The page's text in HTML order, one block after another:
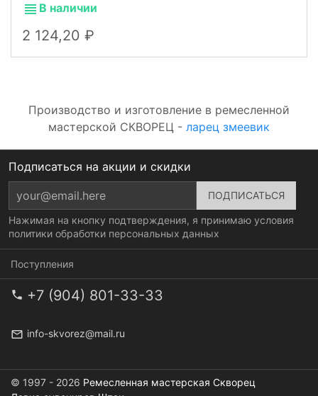
В наличии
2 124,20
Производство и изготовление в ремесленной
мастерской СКВОРЕЦ - ларец змеевик
Подписаться на акции и скидки
Нажимая на кнопку подтверждения, я принимаю условия
политики обработки персональных данных
Поступления
+7 (904) 801-33-33
info-skvorez@mail.ru
© 1997 - 2026 Ремесленная мастерская Скворец